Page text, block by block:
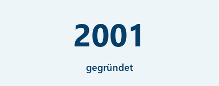
2001
gegründet